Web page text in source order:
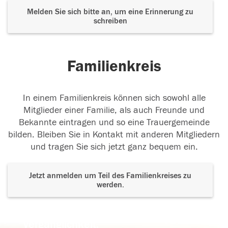
Melden Sie sich bitte an, um eine Erinnerung zu
schreiben
Familienkreis
In einem Familienkreis können sich sowohl alle
Mitglieder einer Familie, als auch Freunde und
Bekannte eintragen und so eine Trauergemeinde
bilden. Bleiben Sie in Kontakt mit anderen Mitgliedern
und tragen Sie sich jetzt ganz bequem ein.
Jetzt anmelden um Teil des Familienkreises zu
werden.